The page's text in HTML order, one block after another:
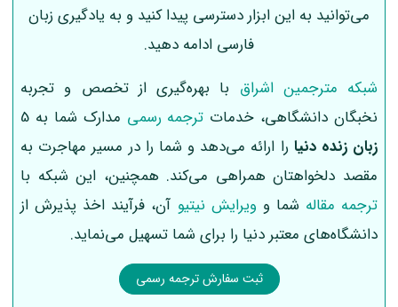
می‌توانید به این ابزار دسترسی پیدا کنید و به یادگیری زبان
فارسی ادامه دهید.
شبکه مترجمین اشراق با بهره‌گیری از تخصص و تجربه
نخبگان دانشگاهی، خدمات ترجمه رسمی مدارک شما به 5
زبان زنده دنیا را ارائه می‌دهد و شما را در مسیر مهاجرت به
مقصد دلخواهتان همراهی می‌کند. همچنین، این شبکه با
ترجمه مقاله شما و ویرایش نیتیو آن‌، فرآیند اخذ پذیرش از
دانشگاه‌های معتبر دنیا را برای شما تسهیل می‌نماید.
ثبت سفارش ترجمه رسمی